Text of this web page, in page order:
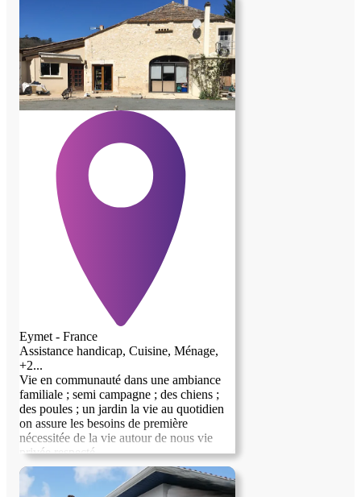
Eymet - France
Assistance handicap, Cuisine, Ménage,
+2...
Vie en communauté dans une ambiance
familiale ; semi campagne ; des chiens ;
des poules ; un jardin la vie au quotidien
on assure les besoins de première
nécessitée de la vie autour de nous vie
privée respecté